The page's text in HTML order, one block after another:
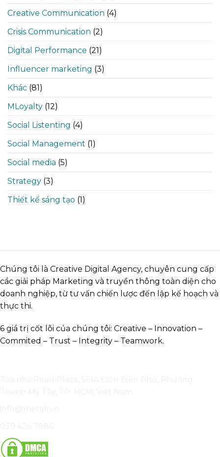
Creative Communication (4)
Crisis Communication (2)
Digital Performance (21)
Influencer marketing (3)
Khác (81)
MLoyalty (12)
Social Listenting (4)
Social Management (1)
Social media (5)
Strategy (3)
Thiết kế sáng tạo (1)
Chúng tôi là Creative Digital Agency, chuyên cung cấp
các giải pháp Marketing và truyền thông toàn diện cho
doanh nghiệp, từ tư vấn chiến lược đến lập kế hoạch và
thực thi.
6 giá trị cốt lõi của chúng tôi: Creative – Innovation –
Commited – Trust – Integrity – Teamwork.